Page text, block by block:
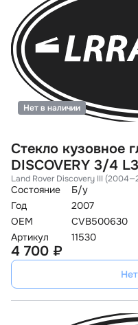
Стекло кузовное
DISCOVERY 3/4
Land Rover Discovery III
Состояние
Б/у
Год
2007
OEM
CVB500630
Артикул
11530
Нет в наличии
4 700 ₽